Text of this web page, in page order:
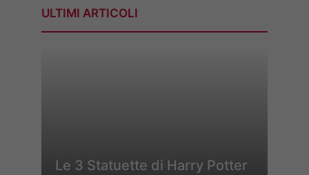
ULTIMI ARTICOLI
Le 3 Statuette di Harry Potter